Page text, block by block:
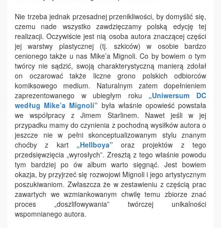
Nie trzeba jednak przesadnej przenikliwości, by domyślić się,
czemu nade wszystko zawdzięczamy polską edycję tej
realizacji. Oczywiście jest nią osoba autora znaczącej części
jej warstwy plastycznej (tj. szkiców) w osobie bardzo
cenionego także u nas Mike’a Mignoli. Co by bowiem o tym
twórcy nie sądzić, swoją charakterystyczną manierą zdołał
on oczarować także liczne grono polskich odbiorców
komiksowego medium. Naturalnym zatem dopełnieniem
zaprezentowanego w ubiegłym roku „Uniwersum DC
według Mike’a Mignoli” była właśnie opowieść powstała
we współpracy z Jimem Starlinem. Nawet jeśli w jej
przypadku mamy do czynienia z pochodną wysiłków autora o
jeszcze nie w pełni skonceptualizowanym stylu znanym
choćby z kart „Hellboya”oraz projektów z tego
przedsięwzięcia „wyrosłych”. Zresztą z tego właśnie powodu
tym bardziej po ów album warto sięgnąć. Jest bowiem
okazja, by przyjrzeć się rozwojowi Mignoli i jego artystycznym
poszukiwaniom. Zwłaszcza że w zestawieniu z częścią prac
zawartych we wzmiankowanym chwilę temu zbiorze znać
proces „doszlifowywania” twórczej unikalności
wspomnianego autora.